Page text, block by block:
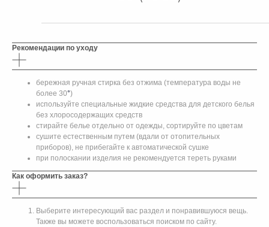
Рекомендации по уходу
бережная ручная стирка без отжима (температура воды не
более 30°)
используйте специальные жидкие средства для детского белья
без хлоросодержащих средств
стирайте белье отдельно от одежды, сортируйте по цветам
сушите естественным путем (вдали от отопительных
приборов), не прибегайте к автоматической сушке
при полоскании изделия не рекомендуется тереть руками
Как оформить заказ?
Выберите интересующий вас раздел и понравившуюся вещь.
Также вы можете воспользоваться поиском по сайту.